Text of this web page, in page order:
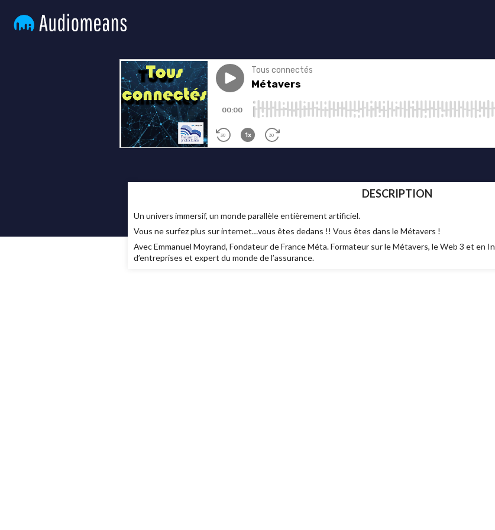
DESCRIPTION
Un univers immersif, un monde parallèle entièrement artificiel.
Vous ne surfez plus sur internet…vous êtes dedans !! Vous êtes dans le Métavers !
Avec Emmanuel Moyrand, Fondateur de France Méta. Formateur sur le Métavers, le Web 3 et en
d’entreprises et expert du monde de l’assurance.